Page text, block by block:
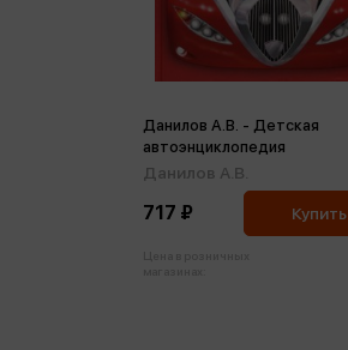
Данилов А.В. - Детская
автоэнциклопедия
Данилов А.В.
717 ₽ Купить